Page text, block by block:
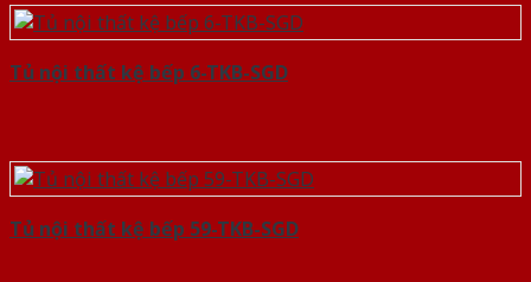
Tủ nội thất kệ bếp 6-TKB-SGD
Tủ nội thất kệ bếp 59-TKB-SGD